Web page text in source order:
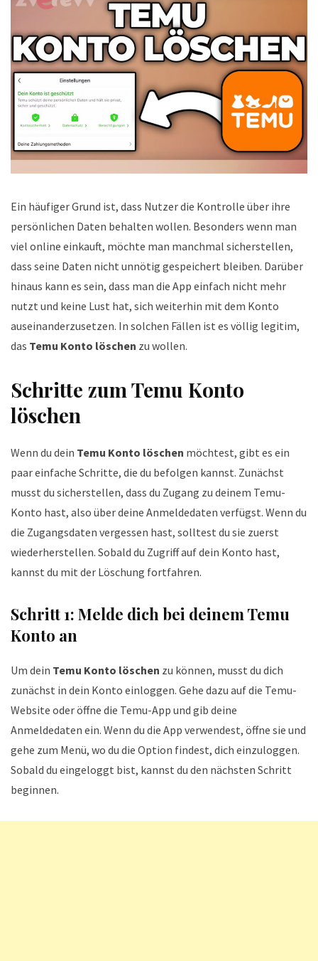
Ein häufiger Grund ist, dass Nutzer die Kontrolle über ihre
persönlichen Daten behalten wollen. Besonders wenn man
viel online einkauft, möchte man manchmal sicherstellen,
dass seine Daten nicht unnötig gespeichert bleiben. Darüber
hinaus kann es sein, dass man die App einfach nicht mehr
nutzt und keine Lust hat, sich weiterhin mit dem Konto
auseinanderzusetzen. In solchen Fällen ist es völlig legitim,
das Temu Konto löschen zu wollen.
Schritte zum Temu Konto
löschen
Wenn du dein Temu Konto löschen möchtest, gibt es ein
paar einfache Schritte, die du befolgen kannst. Zunächst
musst du sicherstellen, dass du Zugang zu deinem Temu-
Konto hast, also über deine Anmeldedaten verfügst. Wenn du
die Zugangsdaten vergessen hast, solltest du sie zuerst
wiederherstellen. Sobald du Zugriff auf dein Konto hast,
kannst du mit der Löschung fortfahren.
Schritt 1: Melde dich bei deinem Temu
Konto an
Um dein Temu Konto löschen zu können, musst du dich
zunächst in dein Konto einloggen. Gehe dazu auf die Temu-
Website oder öffne die Temu-App und gib deine
Anmeldedaten ein. Wenn du die App verwendest, öffne sie und
gehe zum Menü, wo du die Option findest, dich einzuloggen.
Sobald du eingeloggt bist, kannst du den nächsten Schritt
beginnen.